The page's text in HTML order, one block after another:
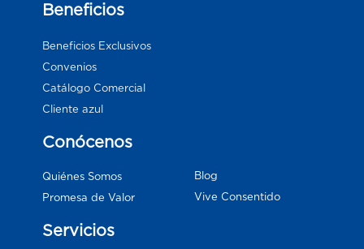
Beneficios
Beneficios Exclusivos
Convenios
Catálogo Comercial
Cliente azul
Conócenos
Quiénes Somos
Promesa de Valor
Blog
Vive Consentido
Servicios